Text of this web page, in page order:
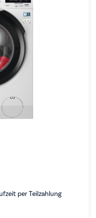
per Teilzahlung